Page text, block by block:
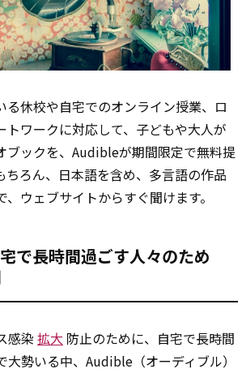
る休校や自宅でのオンライン授業、ロ
トワークに対応して、子どもや大人が
ブックを、Audibleが期間限定で無料提
ちろん、日本語を含め、多言語の作品
ウェブサイトからすぐ聞けます。
で長時間過ごす人々のため
感染 拡大 防止のために、自宅で長時間
大勢いる中、Audible（オーディブル）